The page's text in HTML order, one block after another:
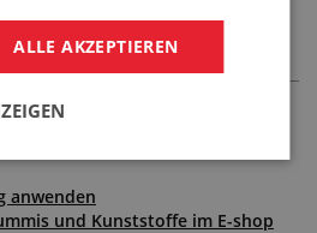
doch die hergestellte Masse
anwenden
und Kunststoffe im E-shop
ALLE AKZEPTIEREN